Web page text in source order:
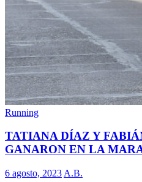
Running
TATIANA DÍAZ Y
GANARON EN LA
6 agosto, 2023 A.B.